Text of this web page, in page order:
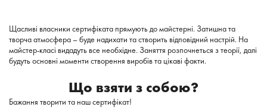
Щасливі власники сертифіката прямують до майстерні. Затишна та
творча атмосфера – буде надихати та створить відповідний настрій. На
майстер-класі видадуть все необхідне. Заняття розпочнеться з теорії, далі
будуть основні моменти створення виробів та цікаві факти.
Що взяти з собою?
Бажання творити та наш сертифікат!